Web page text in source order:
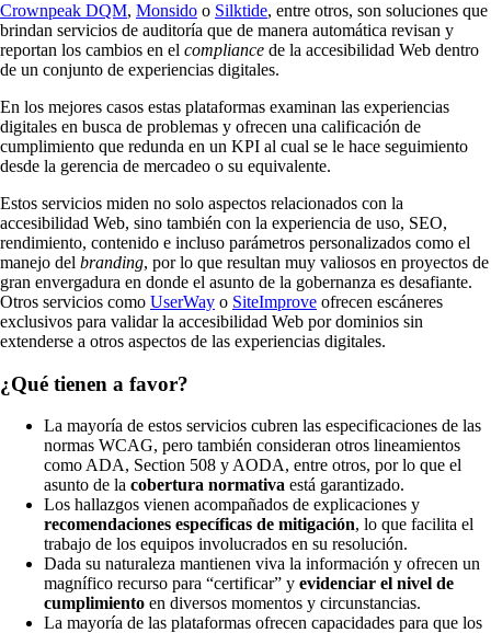
Crownpeak DQM, Monsido o Silktide, entre otros, son soluciones que
brindan servicios de auditoría que de manera automática revisan y
reportan los cambios en el compliance de la accesibilidad Web dentro
de un conjunto de experiencias digitales.
En los mejores casos estas plataformas examinan las experiencias
digitales en busca de problemas y ofrecen una calificación de
cumplimiento que redunda en un KPI al cual se le hace seguimiento
desde la gerencia de mercadeo o su equivalente.
Estos servicios miden no solo aspectos relacionados con la
accesibilidad Web, sino también con la experiencia de uso, SEO,
rendimiento, contenido e incluso parámetros personalizados como el
manejo del branding, por lo que resultan muy valiosos en proyectos de
gran envergadura en donde el asunto de la gobernanza es desafiante.
Otros servicios como UserWay o SiteImprove ofrecen escáneres
exclusivos para validar la accesibilidad Web por dominios sin
extenderse a otros aspectos de las experiencias digitales.
¿Qué tienen a favor?
La mayoría de estos servicios cubren las especificaciones de las
normas WCAG, pero también consideran otros lineamientos
como ADA, Section 508 y AODA, entre otros, por lo que el
asunto de la cobertura normativa está garantizado.
Los hallazgos vienen acompañados de explicaciones y
recomendaciones específicas de mitigación, lo que facilita el
trabajo de los equipos involucrados en su resolución.
Dada su naturaleza mantienen viva la información y ofrecen un
magnífico recurso para “certificar” y evidenciar el nivel de
cumplimiento en diversos momentos y circunstancias.
La mayoría de las plataformas ofrecen capacidades para que los